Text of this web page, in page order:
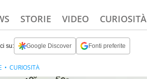
STORIE VIDEO CURIOSITÀ
su: Google Discover Fonti preferite
CURIOSITÀ